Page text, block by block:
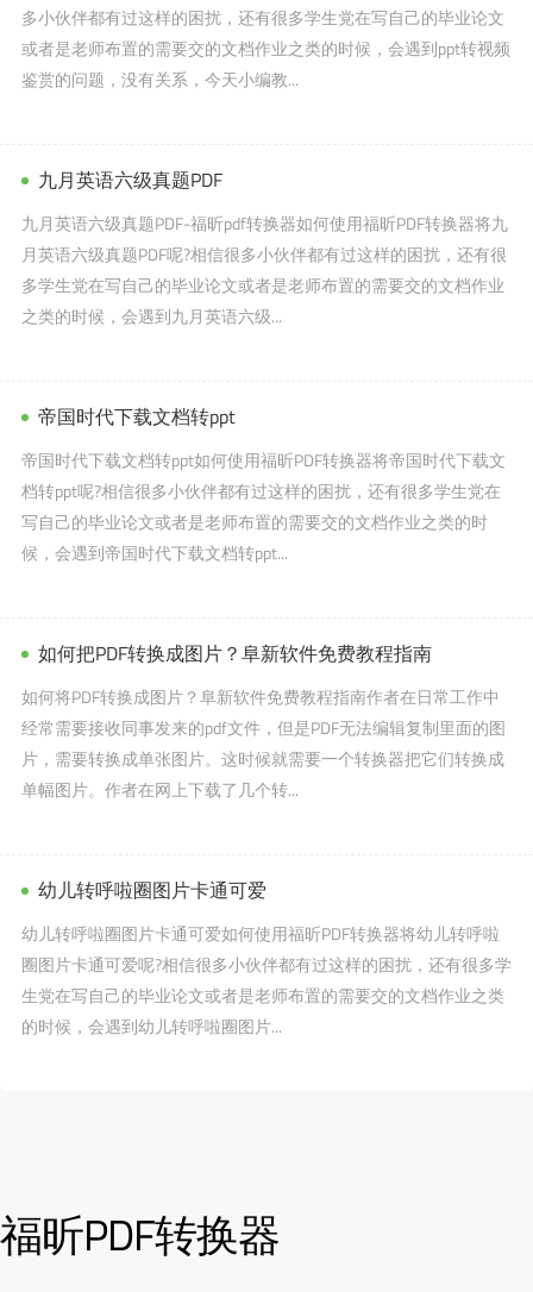
多小伙伴都有过这样的困扰，还有很多学生党在写自己的毕业论文
或者是老师布置的需要交的文档作业之类的时候，会遇到ppt转视频
鉴赏的问题，没有关系，今天小编教...
九月英语六级真题PDF
九月英语六级真题PDF-福昕pdf转换器如何使用福昕PDF转换器将九
月英语六级真题PDF呢?相信很多小伙伴都有过这样的困扰，还有很
多学生党在写自己的毕业论文或者是老师布置的需要交的文档作业
之类的时候，会遇到九月英语六级...
帝国时代下载文档转ppt
帝国时代下载文档转ppt如何使用福昕PDF转换器将帝国时代下载文
档转ppt呢?相信很多小伙伴都有过这样的困扰，还有很多学生党在
写自己的毕业论文或者是老师布置的需要交的文档作业之类的时
候，会遇到帝国时代下载文档转ppt...
如何把PDF转换成图片？阜新软件免费教程指南
如何将PDF转换成图片？阜新软件免费教程指南作者在日常工作中
经常需要接收同事发来的pdf文件，但是PDF无法编辑复制里面的图
片，需要转换成单张图片。这时候就需要一个转换器把它们转换成
单幅图片。作者在网上下载了几个转...
幼儿转呼啦圈图片卡通可爱
幼儿转呼啦圈图片卡通可爱如何使用福昕PDF转换器将幼儿转呼啦
圈图片卡通可爱呢?相信很多小伙伴都有过这样的困扰，还有很多学
生党在写自己的毕业论文或者是老师布置的需要交的文档作业之类
的时候，会遇到幼儿转呼啦圈图片...
福昕PDF转换器